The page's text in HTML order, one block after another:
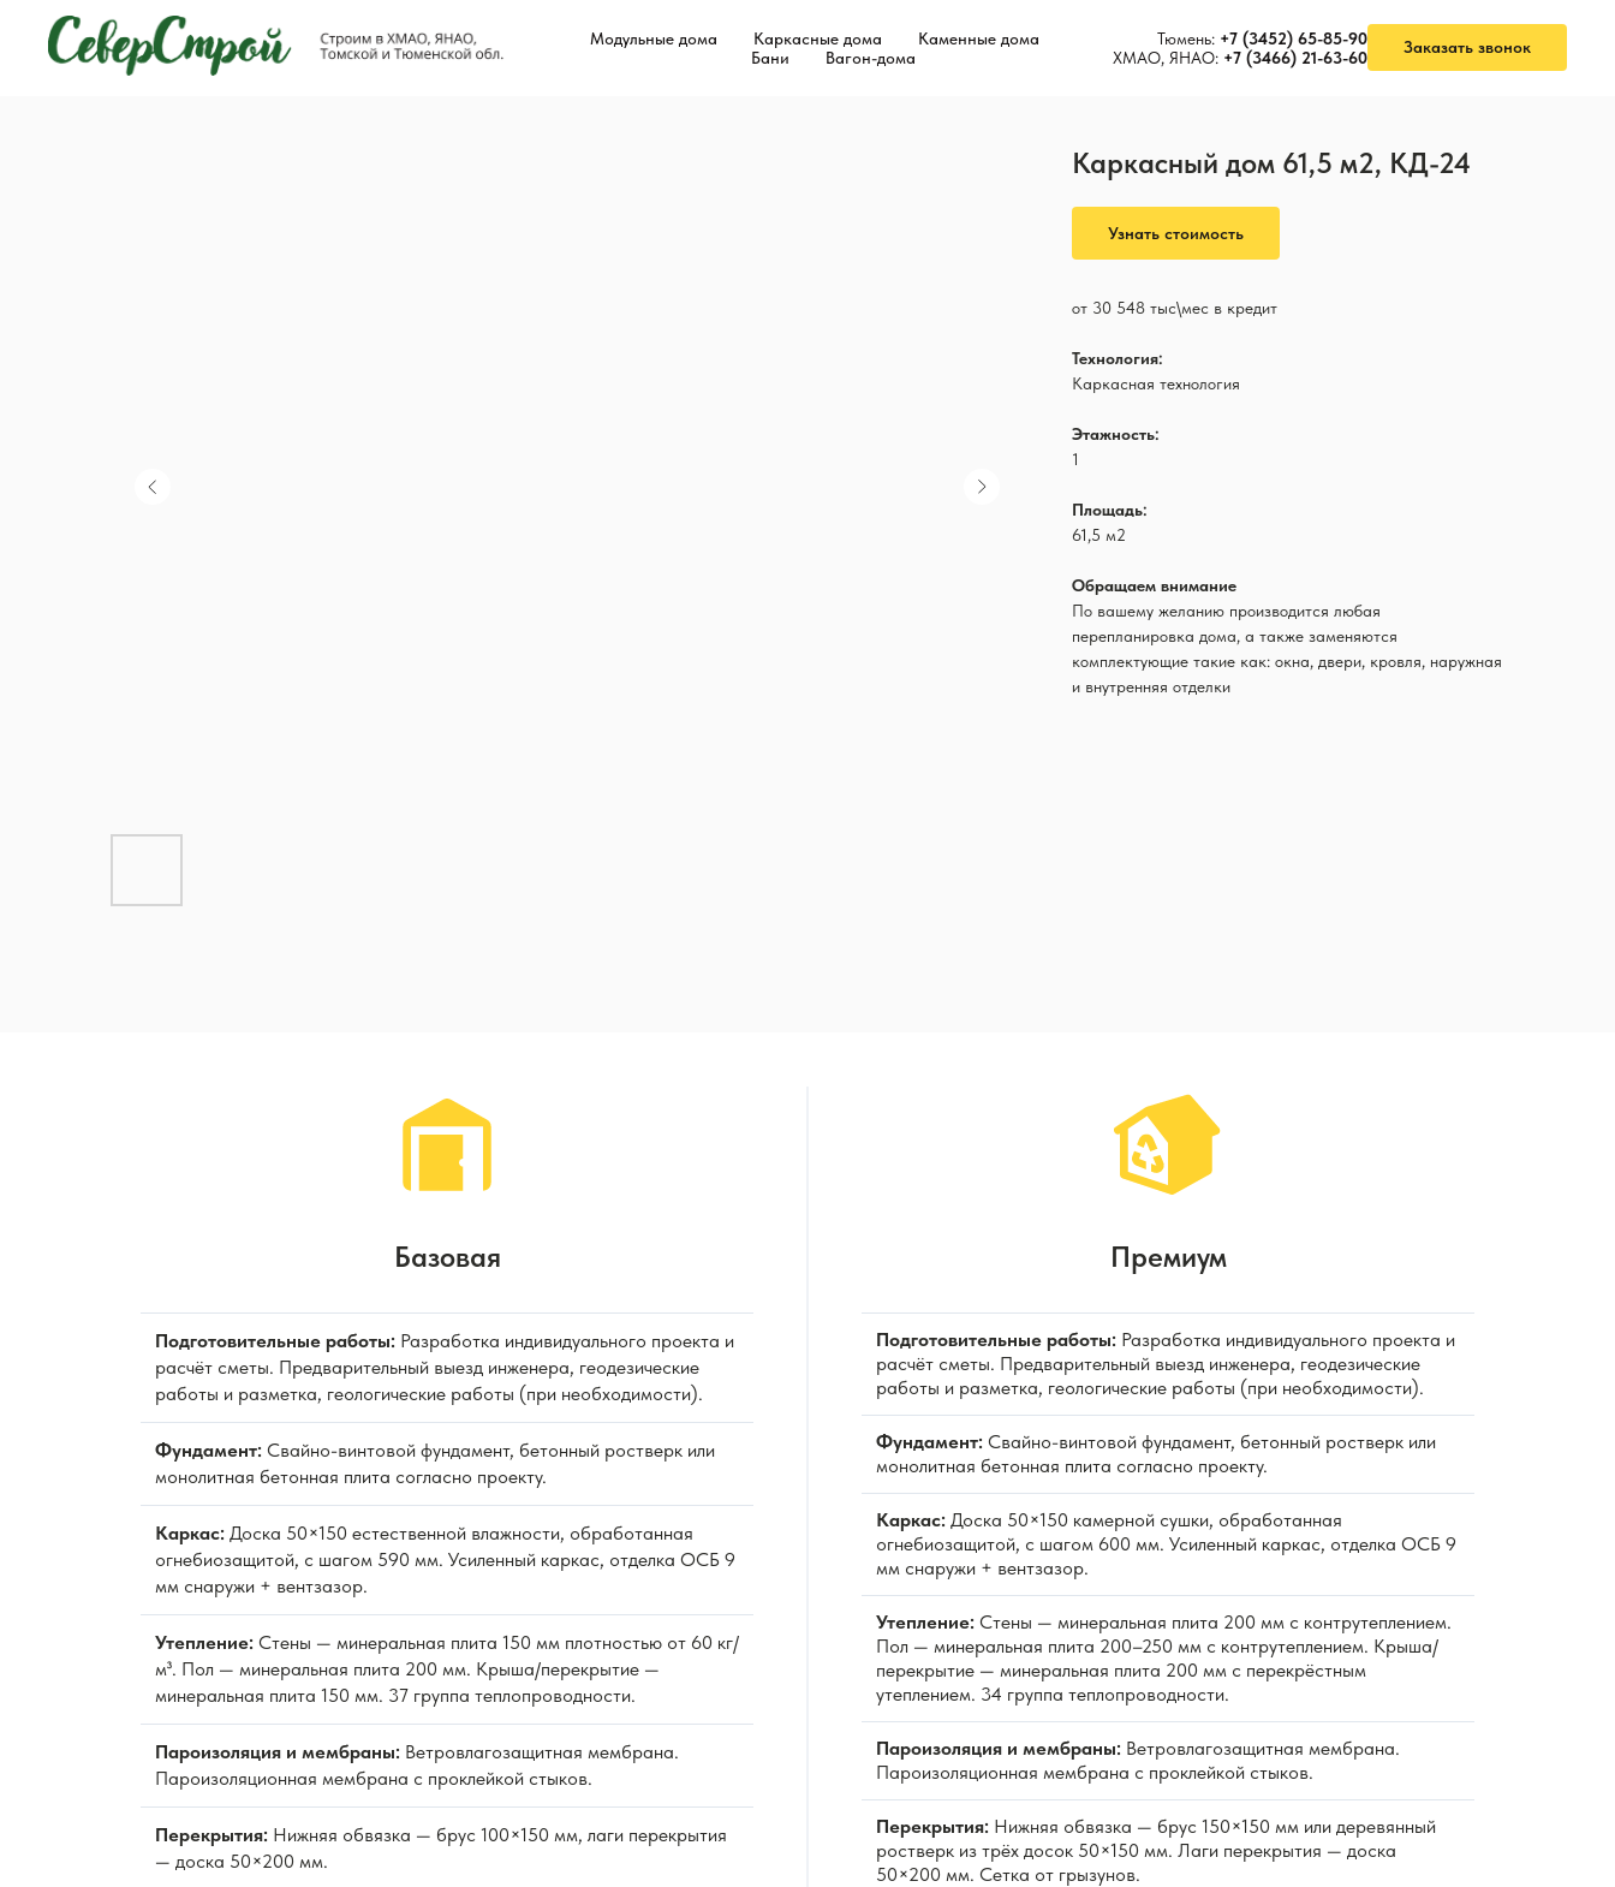
Модульные дома Каркасные дома
Каменные дома
Бани
Вагон-дома
Тюмень: +7 (3452) 65-85-90
ХМАО, ЯНАО: +7 (3466) 21-63-60
Заказать звонок
Каркасный дом 61,5 м2, КД-24
Узнать стоимость
от 30 548 тыс\мес в кредит
Технология:
Каркасная технология
Этажность:
1
Площадь:
61,5 м2
Обращаем внимание
По вашему желанию производится любая
перепланировка дома, а также заменяются
комплектующие такие как: окна, двери, кровля, наружная
и внутренняя отделки
Базовая
Подготовительные работы: Разработка индивидуального проекта и
расчёт сметы. Предварительный выезд инженера, геодезические
работы и разметка, геологические работы (при необходимости).
Фундамент: Свайно-винтовой фундамент, бетонный ростверк или
монолитная бетонная плита согласно проекту.
Каркас: Доска 50×150 естественной влажности, обработанная
огнебиозащитой, с шагом 590 мм. Усиленный каркас, отделка ОСБ 9
мм снаружи + вентзазор.
Утепление: Стены — минеральная плита 150 мм плотностью от 60 кг/
м³. Пол — минеральная плита 200 мм. Крыша/перекрытие —
минеральная плита 150 мм. 37 группа теплопроводности.
Пароизоляция и мембраны: Ветровлагозащитная мембрана.
Пароизоляционная мембрана с проклейкой стыков.
Перекрытия: Нижняя обвязка — брус 100×150 мм, лаги перекрытия
— доска 50×200 мм.
Премиум
Подготовительные работы: Разработка индивидуального проекта и
расчёт сметы. Предварительный выезд инженера, геодезические
работы и разметка, геологические работы (при необходимости).
Фундамент: Свайно-винтовой фундамент, бетонный ростверк или
монолитная бетонная плита согласно проекту.
Каркас: Доска 50×150 камерной сушки, обработанная
огнебиозащитой, с шагом 600 мм. Усиленный каркас, отделка ОСБ 9
мм снаружи + вентзазор.
Утепление: Стены — минеральная плита 200 мм с контрутеплением.
Пол — минеральная плита 200–250 мм с контрутеплением. Крыша/
перекрытие — минеральная плита 200 мм с перекрёстным
утеплением. 34 группа теплопроводности.
Пароизоляция и мембраны: Ветровлагозащитная мембрана.
Пароизоляционная мембрана с проклейкой стыков.
Перекрытия: Нижняя обвязка — брус 150×150 мм или деревянный
ростверк из трёх досок 50×150 мм. Лаги перекрытия — доска
50×200 мм. Сетка от грызунов.